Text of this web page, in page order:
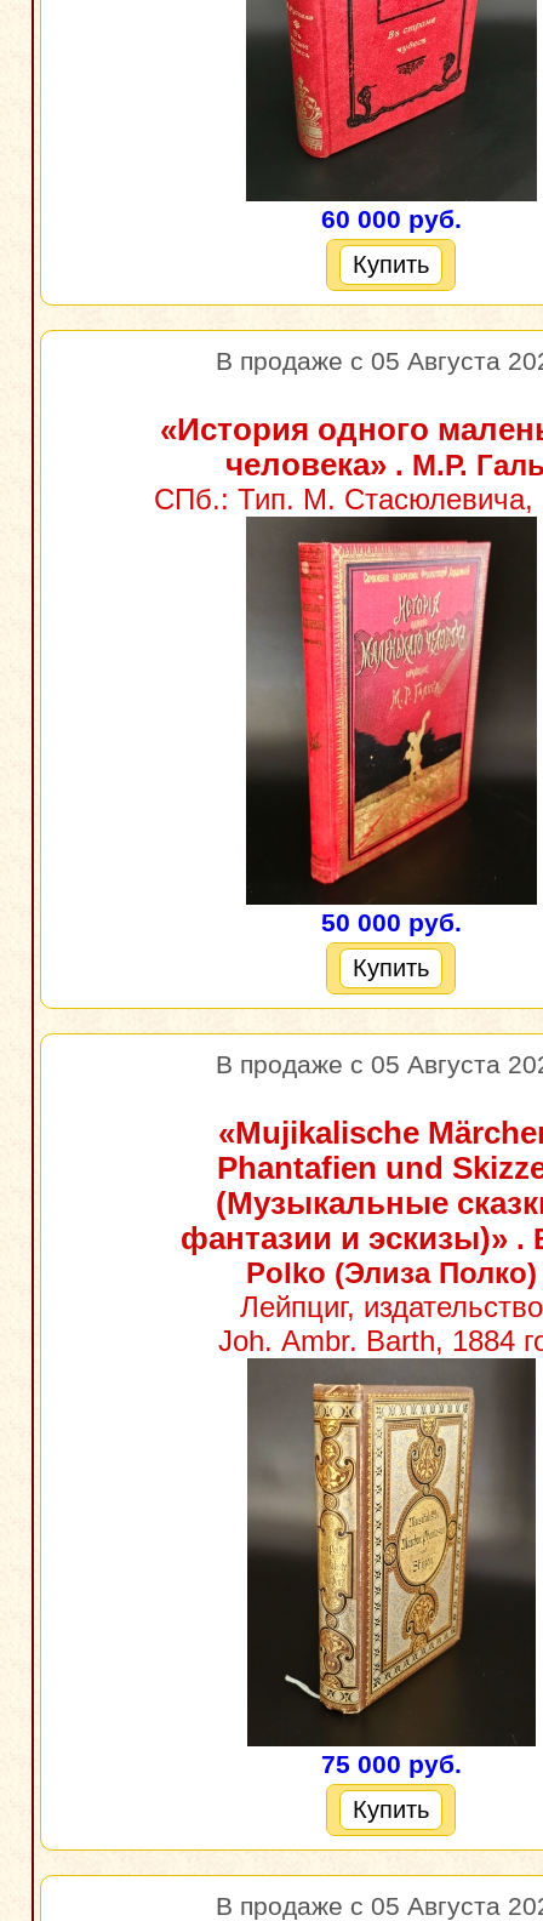
60 000 руб.
Купить
В продаже с 05 Августа
«История одного
человека». М.Р.
СПб.: Тип. М. Стасюлевича,
50 000 руб.
Купить
В продаже с 05 Августа
«Mujikalische
Phantafien und
(Музыкальные
фантазии и эскизы)» .
Polko (Элиза Полко)
Лейпциг, издательство
Joh. Ambr. Barth, 1884
75 000 руб.
Купить
В продаже с 05 Августа